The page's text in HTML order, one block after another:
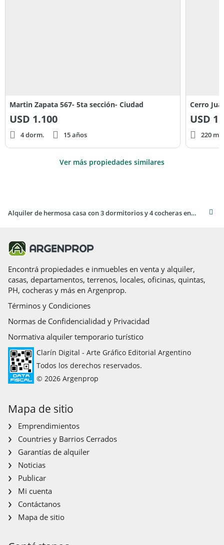
Martin Zapata 567- 5ta sección- Ciudad
USD 1.100
4 dorm. 15 años
Cerro
USD
220
Ver más propiedades similares
Alquiler de hermosa casa con 3 dormitorios y 4 cocheras en Mendoza, Capital
Encontrá propiedades e inmuebles en venta y alquiler,
casas, departamentos, terrenos, locales, oficinas, quintas,
PH, cocheras y más en Argenprop.
Términos y Condiciones
Normas de Confidencialidad y Privacidad
Normativa alquiler temporario turístico
Clarín Digital - Arte Gráfico Editorial Argentino
Todos los derechos reservados.
© 2026 Argenprop
Mapa de sitio
Emprendimientos
Countries y Barrios Cerrados
Garantías de alquiler
Noticias
Publicar
Mi cuenta
Contáctanos
Mapa de sitio